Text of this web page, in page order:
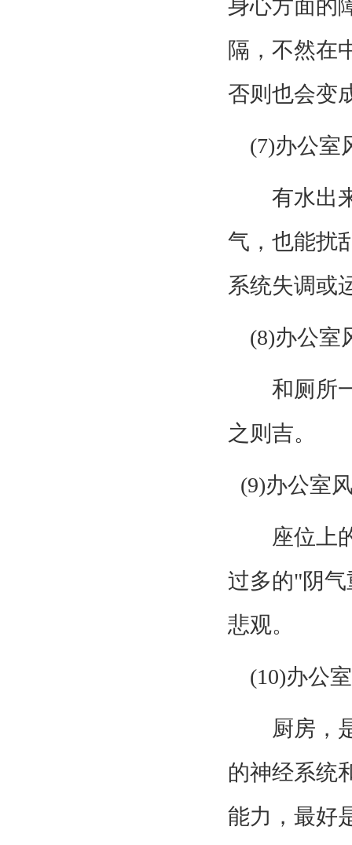
身心方面的
隔，不然在
否则也会变
(7)办公室
有水出来
气，也能扰
系统失调或
(8)办公室
和厕所一
之则吉。
(9)办公室
座位上的
过多的"阴
悲观。
(10)办公
厨房，是
的神经系统
能力，最好